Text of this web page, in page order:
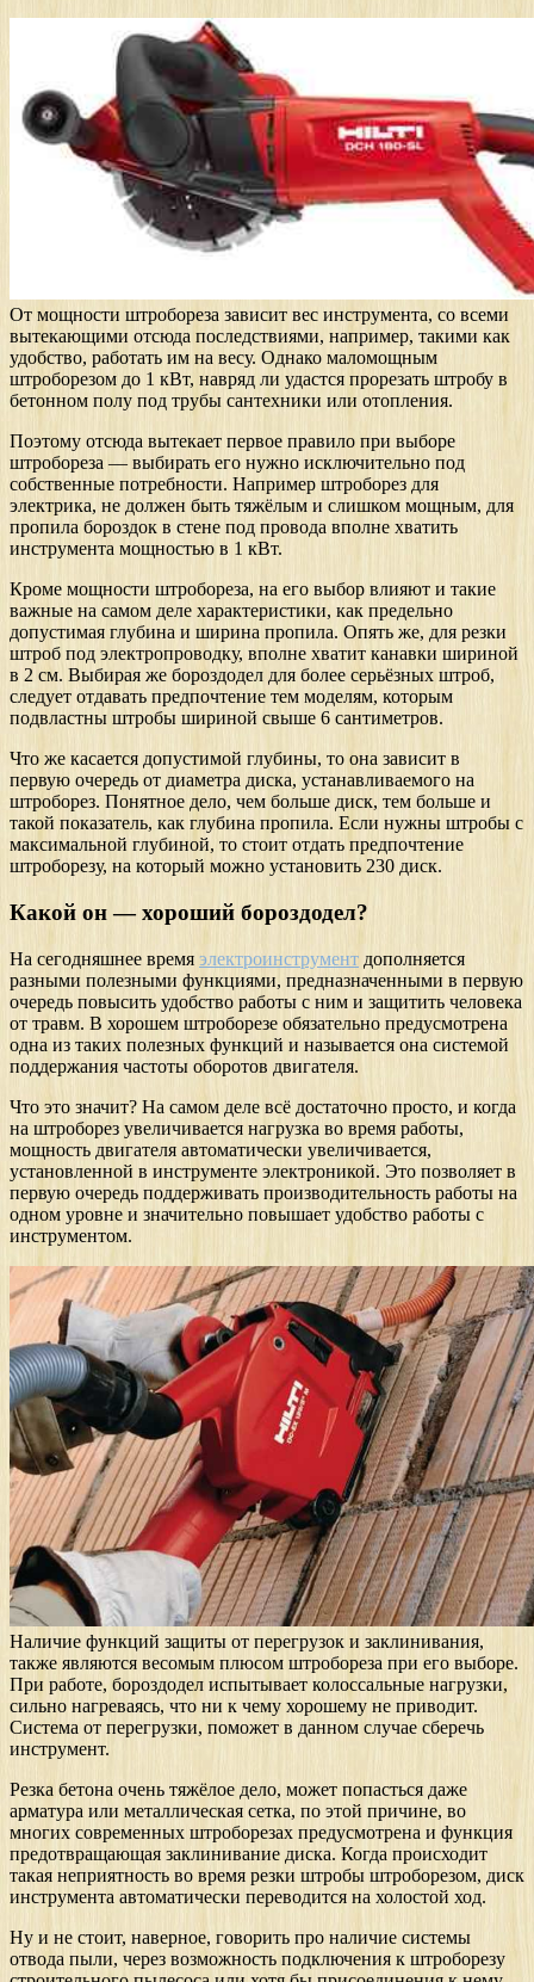
От мощности штробореза зависит вес инструмента, со всеми
вытекающими отсюда последствиями, например, такими как
удобство, работать им на весу. Однако маломощным
штроборезом до 1 кВт, навряд ли удастся прорезать штробу в
бетонном полу под трубы сантехники или отопления.
Поэтому отсюда вытекает первое правило при выборе
штробореза — выбирать его нужно исключительно под
собственные потребности. Например штроборез для
электрика, не должен быть тяжёлым и слишком мощным, для
пропила бороздок в стене под провода вполне хватить
инструмента мощностью в 1 кВт.
Кроме мощности штробореза, на его выбор влияют и такие
важные на самом деле характеристики, как предельно
допустимая глубина и ширина пропила. Опять же, для резки
штроб под электропроводку, вполне хватит канавки шириной
в 2 см. Выбирая же бороздодел для более серьёзных штроб,
следует отдавать предпочтение тем моделям, которым
подвластны штробы шириной свыше 6 сантиметров.
Что же касается допустимой глубины, то она зависит в
первую очередь от диаметра диска, устанавливаемого на
штроборез. Понятное дело, чем больше диск, тем больше и
такой показатель, как глубина пропила. Если нужны штробы с
максимальной глубиной, то стоит отдать предпочтение
штроборезу, на который можно установить 230 диск.
Какой он — хороший бороздодел?
На сегодняшнее время электроинструмент дополняется
разными полезными функциями, предназначенными в первую
очередь повысить удобство работы с ним и защитить человека
от травм. В хорошем штроборезе обязательно предусмотрена
одна из таких полезных функций и называется она системой
поддержания частоты оборотов двигателя.
Что это значит? На самом деле всё достаточно просто, и когда
на штроборез увеличивается нагрузка во время работы,
мощность двигателя автоматически увеличивается,
установленной в инструменте электроникой. Это позволяет в
первую очередь поддерживать производительность работы на
одном уровне и значительно повышает удобство работы с
инструментом.
Наличие функций защиты от перегрузок и заклинивания,
также являются весомым плюсом штробореза при его выборе.
При работе, бороздодел испытывает колоссальные нагрузки,
сильно нагреваясь, что ни к чему хорошему не приводит.
Система от перегрузки, поможет в данном случае сберечь
инструмент.
Резка бетона очень тяжёлое дело, может попасться даже
арматура или металлическая сетка, по этой причине, во
многих современных штроборезах предусмотрена и функция
предотвращающая заклинивание диска. Когда происходит
такая неприятность во время резки штробы штроборезом, диск
инструмента автоматически переводится на холостой ход.
Ну и не стоит, наверное, говорить про наличие системы
отвода пыли, через возможность подключения к штроборезу